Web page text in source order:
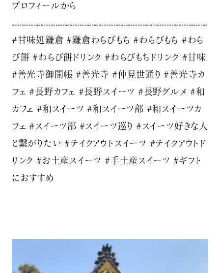
プロフィールから
#甘味処鎌倉 #鎌倉わらびもち #わらびもち #わら
び餅 #わらび餅ドリンク #わらびもちドリンク #甘味
#善光寺御開帳 #善光寺 #仲見世通り #善光寺カ
フェ #長野カフェ #長野スイーツ #長野グルメ #和
カフェ #和スイーツ #和スイーツ部 #和スイーツカ
フェ #スイーツ部 #スイーツ巡り #スイーツ好きな人
と繋がりたい #テイクアウトスイーツ #テイクアウトド
リンク #お土産スイーツ #手土産スイーツ #ギフト
におすすめ